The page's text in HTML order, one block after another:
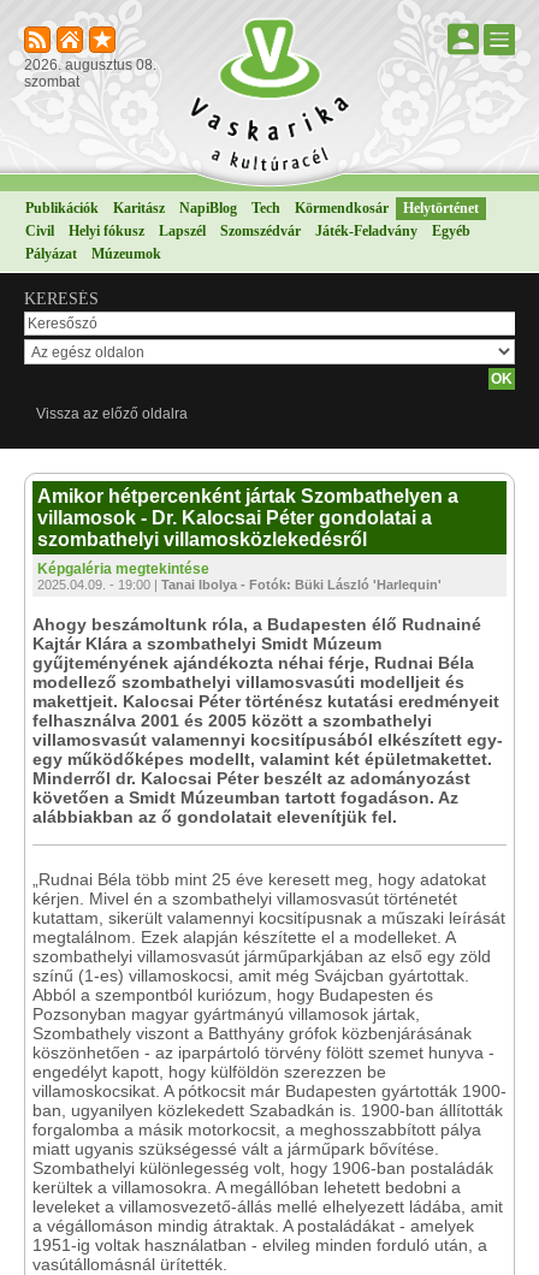
2026. augusztus 08.
szombat
Publikációk Karitász NapiBlog Tech Körmendkosár
Helytörténet
Civil
Helyi fókusz Lapszél Szomszédvár Játék-Feladvány
Egyéb
Pályázat
Múzeumok
KERESÉS
Vissza az előző oldalra
Amikor hétpercenként jártak Szombathelyen a
villamosok - Dr. Kalocsai Péter gondolatai a
szombathelyi villamosközlekedésről
Képgaléria megtekintése
2025.04.09. - 19:00 | Tanai Ibolya - Fotók: Büki László 'Harlequin'
Ahogy beszámoltunk róla, a Budapesten élő Rudnainé
Kajtár Klára a szombathelyi Smidt Múzeum
gyűjteményének ajándékozta néhai férje, Rudnai Béla
modellező szombathelyi villamosvasúti modelljeit és
makettjeit. Kalocsai Péter történész kutatási eredményeit
felhasználva 2001 és 2005 között a szombathelyi
villamosvasút valamennyi kocsitípusából elkészített egy-
egy működőképes modellt, valamint két épületmakettet.
Minderről dr. Kalocsai Péter beszélt az adományozást
követően a Smidt Múzeumban tartott fogadáson. Az
alábbiakban az ő gondolatait elevenítjük fel.
„Rudnai Béla több mint 25 éve keresett meg, hogy adatokat
kérjen. Mivel én a szombathelyi villamosvasút történetét
kutattam, sikerült valamennyi kocsitípusnak a műszaki leírását
megtalálnom. Ezek alapján készítette el a modelleket. A
szombathelyi villamosvasút járműparkjában az első egy zöld
színű (1-es) villamoskocsi, amit még Svájcban gyártottak.
Abból a szempontból kuriózum, hogy Budapesten és
Pozsonyban magyar gyártmányú villamosok jártak,
Szombathely viszont a Batthyány grófok közbenjárásának
köszönhetően - az iparpártoló törvény fölött szemet hunyva -
engedélyt kapott, hogy külföldön szerezzen be
villamoskocsikat. A pótkocsit már Budapesten gyártották 1900-
ban, ugyanilyen közlekedett Szabadkán is. 1900-ban állították
forgalomba a másik motorkocsit, a meghosszabbított pálya
miatt ugyanis szükségessé vált a járműpark bővítése.
Szombathelyi különlegesség volt, hogy 1906-ban postaládák
kerültek a villamosokra. A megállóban lehetett bedobni a
leveleket a villamosvezető-állás mellé elhelyezett ládába, amit
a végállomáson mindig átraktak. A postaládákat - amelyek
1951-ig voltak használatban - elvileg minden forduló után, a
vasútállomásnál ürítették.